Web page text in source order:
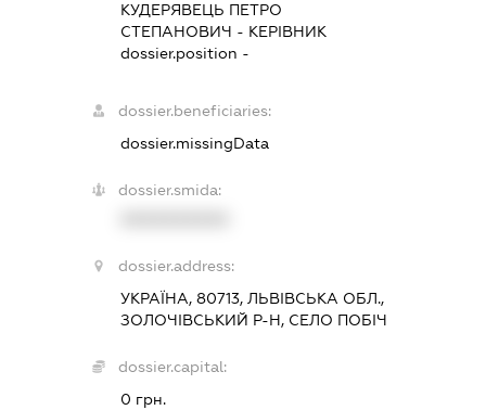
КУДЕРЯВЕЦЬ ПЕТРО
СТЕПАНОВИЧ - КЕРІВНИК
dossier.position -
dossier.beneficiaries:
dossier.missingData
dossier.smida:
dossier.address:
УКРАЇНА, 80713, ЛЬВІВСЬКА ОБЛ.,
ЗОЛОЧІВСЬКИЙ Р-Н, СЕЛО ПОБІЧ
dossier.capital:
0 грн.